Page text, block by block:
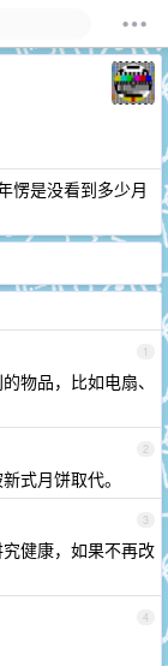
愣是没看到多少月
1
物品，比如电扇、
2
式月饼取代。
3
健康，如果不再改
4